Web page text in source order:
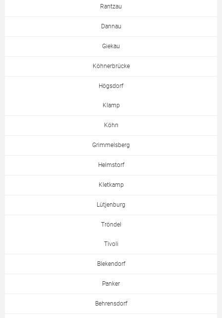
Rantzau
Dannau
Giekau
Köhnerbrücke
Högsdorf
Klamp
Köhn
Grimmelsberg
Helmstorf
Kletkamp
Lütjenburg
Tröndel
Tivoli
Blekendorf
Panker
Behrensdorf